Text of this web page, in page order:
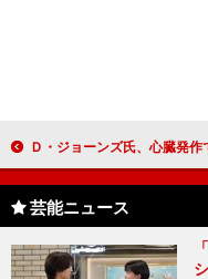
Ｄ・ジョーンズ氏、心臓発作で死去 元モンキーズのボー
芸能ニュース